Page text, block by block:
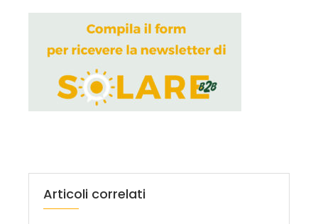
Articoli correlati